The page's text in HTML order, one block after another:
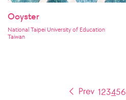
Ooyster
National Taipei University of Education
Taiwan
123456